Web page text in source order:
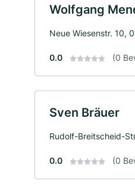
Wolfgang
Neue Wiesenstr. 10,
0.0 (0
Sven Bräuer
Rudolf-Breitscheid-
0.0 (0